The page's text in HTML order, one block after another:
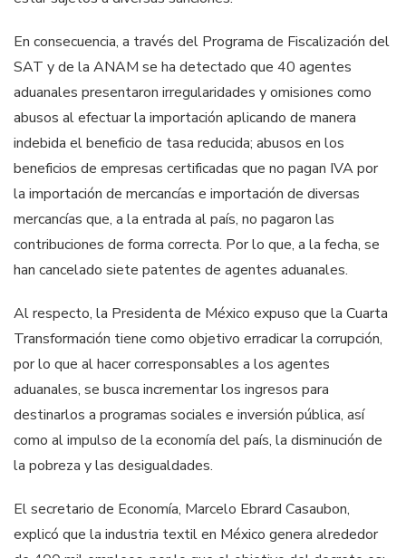
En consecuencia, a través del Programa de Fiscalización del
SAT y de la ANAM se ha detectado que 40 agentes
aduanales presentaron irregularidades y omisiones como
abusos al efectuar la importación aplicando de manera
indebida el beneficio de tasa reducida; abusos en los
beneficios de empresas certificadas que no pagan IVA por
la importación de mercancías e importación de diversas
mercancías que, a la entrada al país, no pagaron las
contribuciones de forma correcta. Por lo que, a la fecha, se
han cancelado siete patentes de agentes aduanales.
Al respecto, la Presidenta de México expuso que la Cuarta
Transformación tiene como objetivo erradicar la corrupción,
por lo que al hacer corresponsables a los agentes
aduanales, se busca incrementar los ingresos para
destinarlos a programas sociales e inversión pública, así
como al impulso de la economía del país, la disminución de
la pobreza y las desigualdades.
El secretario de Economía, Marcelo Ebrard Casaubon,
explicó que la industria textil en México genera alrededor